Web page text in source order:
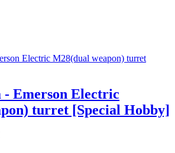
Emerson Electric
turret [Special Hobby]